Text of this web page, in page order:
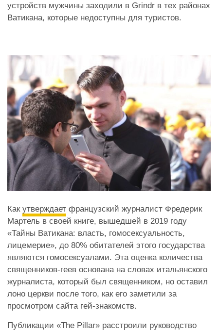
устройств мужчины заходили в Grindr в тех районах
Ватикана, которые недоступны для туристов.
Как утверждает французский журналист Фредерик
Мартель в своей книге, вышедшей в 2019 году
«Тайны Ватикана: власть, гомосексуальность,
лицемерие», до 80% обитателей этого государства
являются гомосексуалами. Эта оценка количества
священников-геев основана на словах итальянского
журналиста, который был священником, но оставил
лоно церкви после того, как его заметили за
просмотром сайта гей-знакомств.
Публикации «The Pillar» расстроили руководство